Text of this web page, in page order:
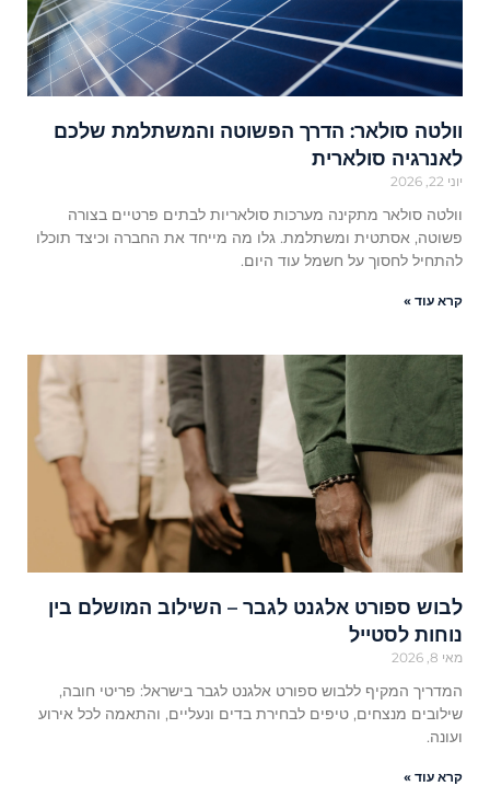
וולטה סולאר: הדרך הפשוטה והמשתלמת שלכם
לאנרגיה סולארית
יוני 22, 2026
וולטה סולאר מתקינה מערכות סולאריות לבתים פרטיים בצורה
פשוטה, אסתטית ומשתלמת. גלו מה מייחד את החברה וכיצד תוכלו
להתחיל לחסוך על חשמל עוד היום.
קרא עוד »
לבוש ספורט אלגנט לגבר – השילוב המושלם בין
נוחות לסטייל
מאי 8, 2026
המדריך המקיף ללבוש ספורט אלגנט לגבר בישראל: פריטי חובה,
שילובים מנצחים, טיפים לבחירת בדים ונעליים, והתאמה לכל אירוע
ועונה.
קרא עוד »